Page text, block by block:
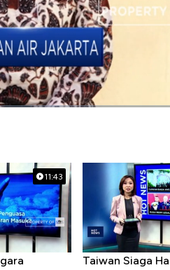
air bersih
11:43
Taiwan Siaga